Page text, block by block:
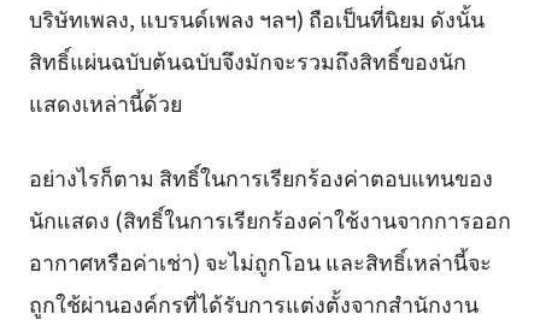
บริษัทเพลง, แบรนด์เพลง ฯลฯ) ถือเป็นที่นิยม ดังนั้น
สิทธิ์แผ่นฉบับต้นฉบับจึงมักจะรวมถึงสิทธิ์ของนัก
แสดงเหล่านี้ด้วย
อย่างไรก็ตาม สิทธิ์ในการเรียกร้องค่าตอบแทนของ
นักแสดง (สิทธิ์ในการเรียกร้องค่าใช้งานจากการออก
อากาศหรือค่าเช่า) จะไม่ถูกโอน และสิทธิ์เหล่านี้จะ
ถูกใช้ผ่านองค์กรที่ได้รับการแต่งตั้งจากสำนักงาน